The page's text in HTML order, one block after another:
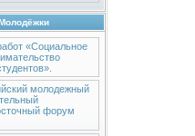
«Социальное
молодежный
форум